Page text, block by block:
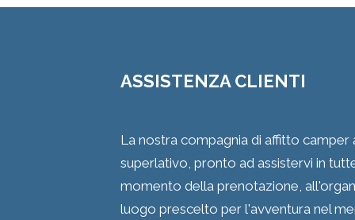
ASSISTENZA CLIENTI
La nostra compagnia di affitto
superlativo, pronto ad assistervi in
momento della prenotazione,
luogo prescelto per l'avventura nel